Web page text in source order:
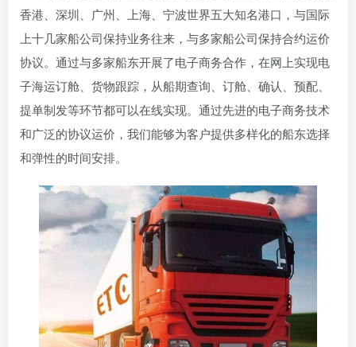
香港、深圳、广州、上海、宁波世界五大知名港口，与国际
上十几家船公司保持业务往来，与多家船公司保持合约运价
协议。通过与多家船东开展了电子商务合作，在网上实现电
子海运订舱、货物跟踪，从船期查询、订舱、确认、预配、
提单制发等环节都可以在线实现。通过先进的电子商务技术
和广泛的协议运价，我们能够为客户提供多样化的船东选择
和弹性的时间安排。